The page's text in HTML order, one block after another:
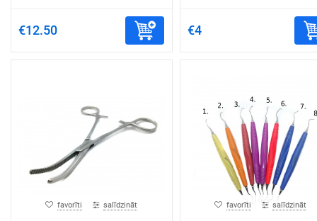
€12.50 €4
favorīti salīdzināt favorīti salīdzināt